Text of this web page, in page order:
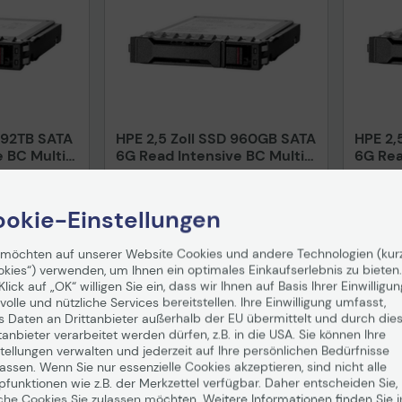
SATA
BC Multi
1-2
ab5,99 €
HPE 2,5 Zoll SSD 960GB SATA
6G Read Intensive BC Multi
Vendor (P40498-B21)
1.545,37 €
inkl. MwSt. zzgl.Versand ab5,99 €
In den Warenkorb
Hinweis
HPE
6G
inkl.
Einstellungen
auf unserer Website Cookies und andere Technologien
verwenden, um Ihnen ein optimales Einkaufserlebnis zu bieten.
auf „OK“ willigen Sie ein, dass wir Ihnen auf Basis Ihrer
und nützliche Services bereitstellen. Ihre Einwilligung umfasst,
Daten an Drittanbieter außerhalb der EU übermittelt und durch
verarbeitet werden dürfen, z.B. in die USA. Sie können Ihre
verwalten und jederzeit auf Ihre persönlichen Bedürfnisse
Wenn Sie nur essenzielle Cookies akzeptieren, sind nicht alle
wie z.B. der Merkzettel verfügbar. Daher entscheiden Sie,